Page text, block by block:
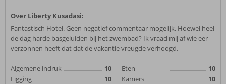
Over Liberty Kusadasi:
Fantastisch Hotel. Geen negatief commentaar mogelijk. Hoewel heel
de dag harde basgeluiden bij het zwembad? Ik vraad mij af wie eer
verzonnen heeft dat dat de vakantie vreugde verhoogd.
Algemene indruk
10
Ligging
10
Eten
10
Kamers
10